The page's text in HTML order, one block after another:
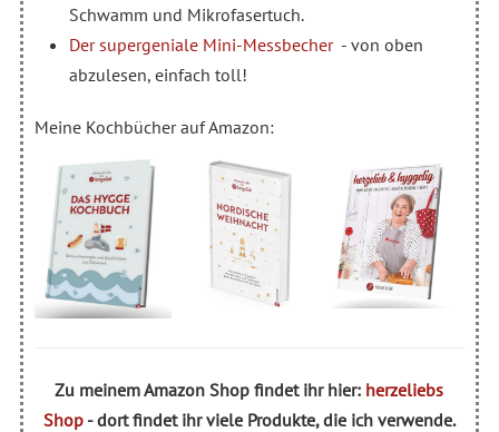
Schwamm und Mikrofasertuch.
Der supergeniale Mini-Messbecher - von oben
abzulesen, einfach toll!
Meine Kochbücher auf Amazon:
Zu meinem Amazon Shop findet ihr hier: herzeliebs
Shop- dort findet ihr viele Produkte, die ich verwende.